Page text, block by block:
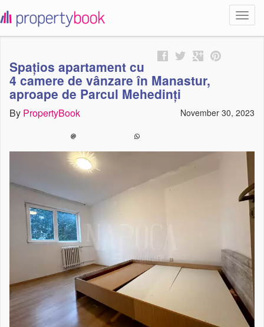
propertybook
Spațios apartament cu
4 camere de vânzare în Manastur,
aproape de Parcul Mehedinți
November 30, 2023
By PropertyBook